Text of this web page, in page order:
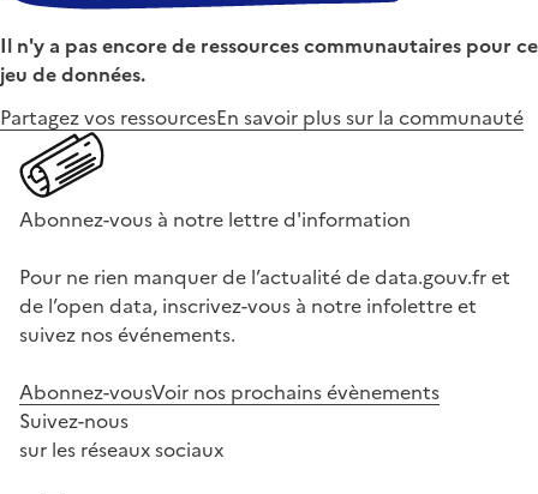
Il n'y a pas encore de ressources communautaires pour ce
jeu de données.
Partagez vos ressourcesEn savoir plus sur la communauté
Abonnez-vous à notre lettre d'information
Pour ne rien manquer de l’actualité de data.gouv.fr et
de l’open data, inscrivez-vous à notre infolettre et
suivez nos événements.
Abonnez-vousVoir nos prochains évènements
Suivez-nous
sur les réseaux sociaux